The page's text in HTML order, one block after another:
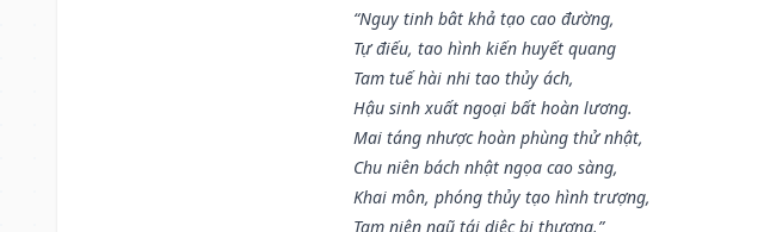
“Nguy tinh bât khả tạo cao đường,
Tự điếu, tao hình kiến huyết quang
Tam tuế hài nhi tao thủy ách,
Hậu sinh xuất ngoại bất hoàn lương.
Mai táng nhược hoàn phùng thử nhật,
Chu niên bách nhật ngọa cao sàng,
Khai môn, phóng thủy tạo hình trượng,
Tam niên ngũ tái diệc bi thương.”